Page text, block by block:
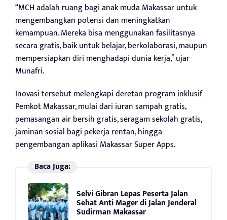
“MCH adalah ruang bagi anak muda Makassar untuk
mengembangkan potensi dan meningkatkan
kemampuan. Mereka bisa menggunakan fasilitasnya
secara gratis, baik untuk belajar, berkolaborasi, maupun
mempersiapkan diri menghadapi dunia kerja,” ujar
Munafri.
Inovasi tersebut melengkapi deretan program inklusif
Pemkot Makassar, mulai dari iuran sampah gratis,
pemasangan air bersih gratis, seragam sekolah gratis,
jaminan sosial bagi pekerja rentan, hingga
pengembangan aplikasi Makassar Super Apps.
Baca Juga:
Selvi Gibran Lepas Peserta Jalan
Sehat Anti Mager di Jalan Jenderal
Sudirman Makassar